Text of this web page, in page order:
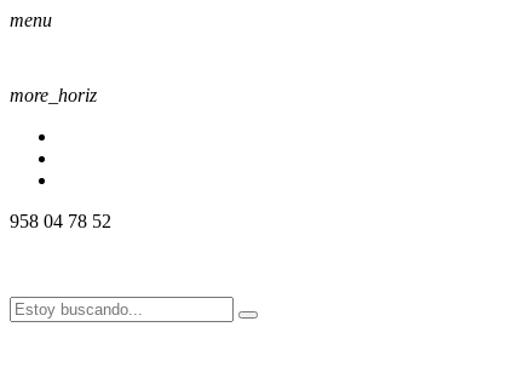
menu
more_horiz
958 04 78 52